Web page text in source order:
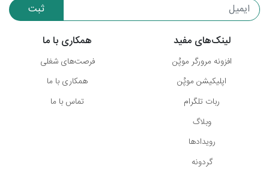
ثبت
لینک‌های مفید
افزونه مرورگر موپُن
اپلیکیشن موپُن
ربات تلگرام
وبلاگ
رویدادها
گردونه
همکاری با ما
فرصت‌های شغلی
همکاری با ما
تماس با ما